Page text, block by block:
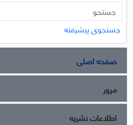
جستجوی پیشرفته
صفحه اصلی
مرور
اطلاعات نشریه